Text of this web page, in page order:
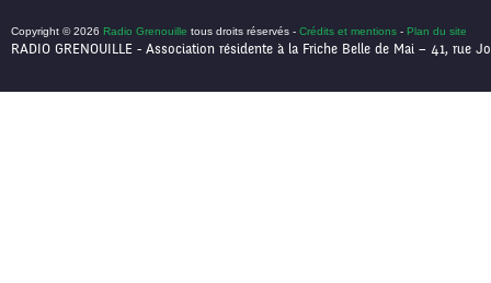
Copyright © 2026 Radio Grenouille tous droits réservés - Crédits et mentions - Plan du site
RADIO GRENOUILLE - Association résidente à la Friche Belle de Mai – 41, rue